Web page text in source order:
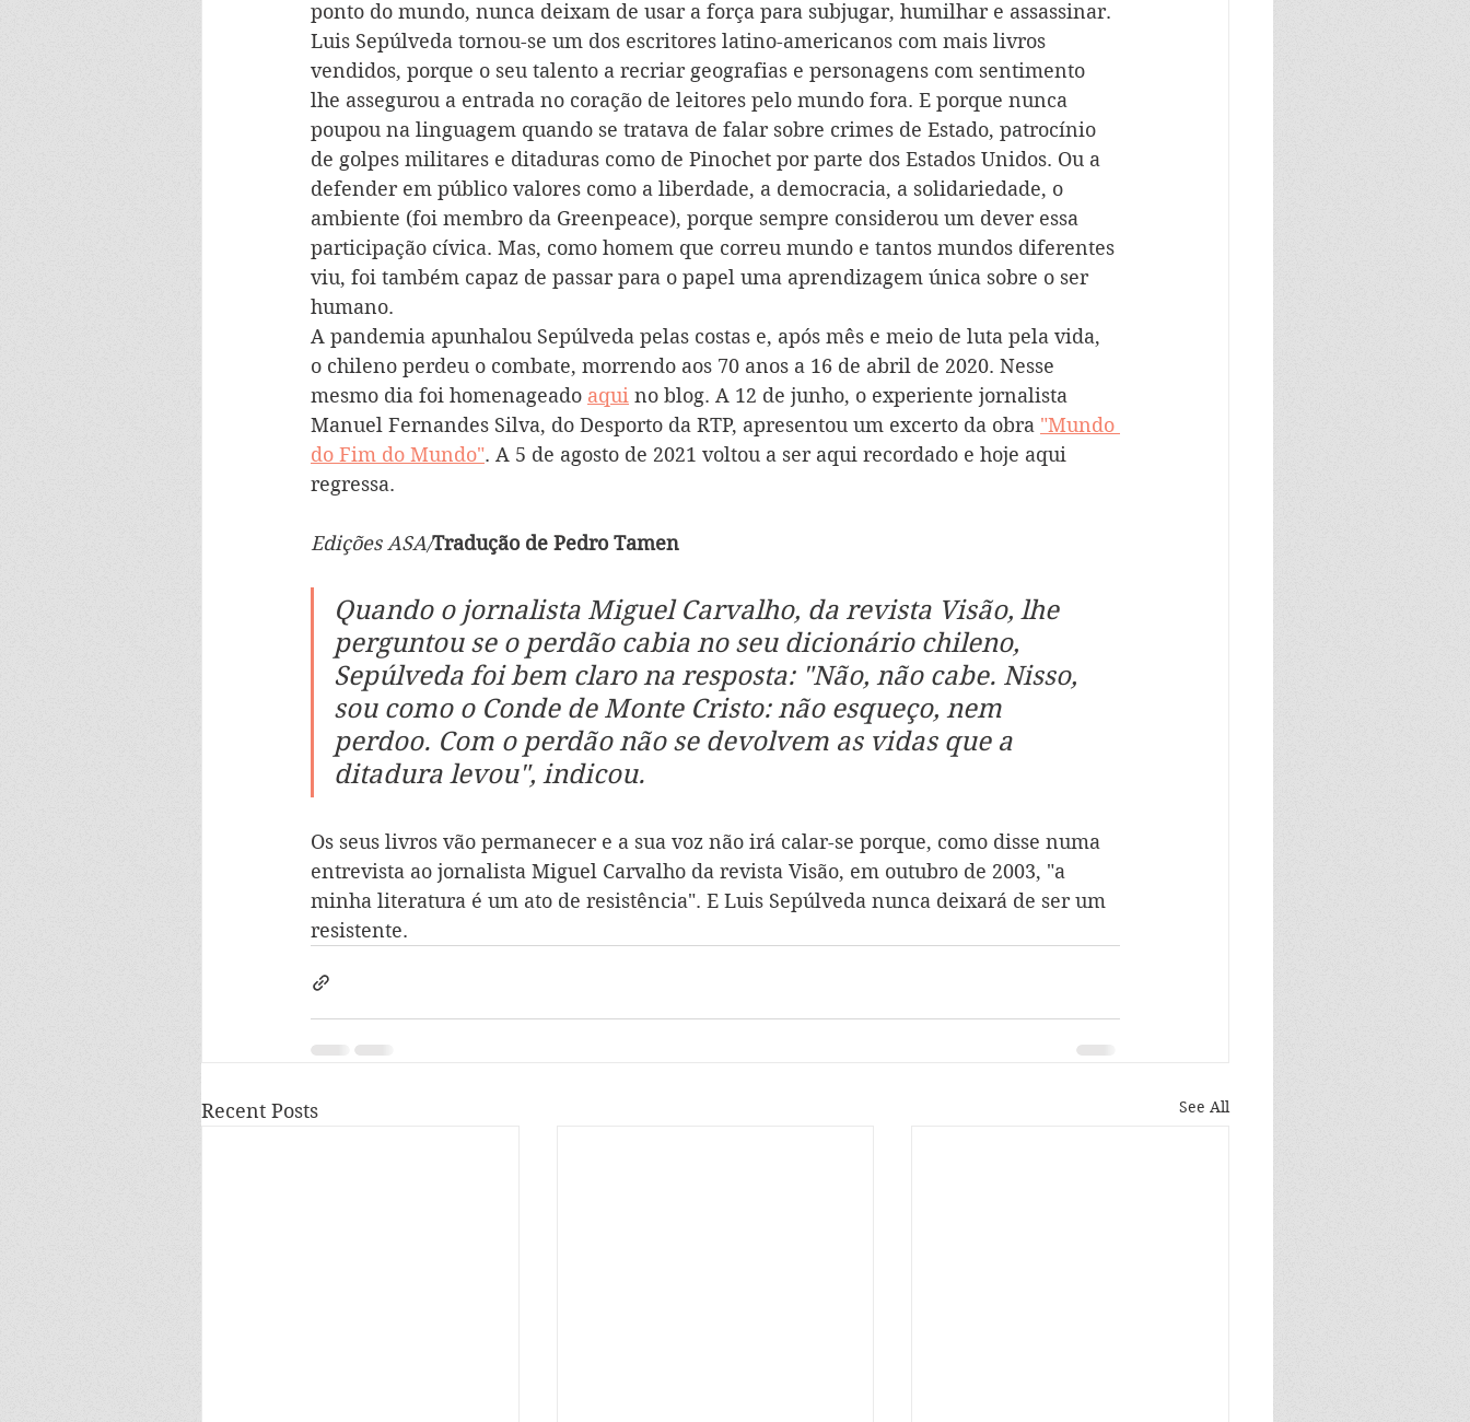
ponto do mundo, nunca deixam de usar a força para subjugar, humilhar e assassinar.
Luis Sepúlveda tornou-se um dos escritores latino-americanos com mais livros
vendidos, porque o seu talento a recriar geografias e personagens com sentimento
lhe assegurou a entrada no coração de leitores pelo mundo fora. E porque nunca
poupou na linguagem quando se tratava de falar sobre crimes de Estado, patrocínio
de golpes militares e ditaduras como de Pinochet por parte dos Estados Unidos. Ou a
defender em público valores como a liberdade, a democracia, a solidariedade, o
ambiente (foi membro da Greenpeace), porque sempre considerou um dever essa
participação cívica. Mas, como homem que correu mundo e tantos mundos diferentes
viu, foi também capaz de passar para o papel uma aprendizagem única sobre o ser
humano.
A pandemia apunhalou Sepúlveda pelas costas e, após mês e meio de luta pela vida,
o chileno perdeu o combate, morrendo aos 70 anos a 16 de abril de 2020. Nesse
mesmo dia foi homenageado aqui no blog. A 12 de junho, o experiente jornalista
Manuel Fernandes Silva, do Desporto da RTP, apresentou um excerto da obra "Mundo
do Fim do Mundo". A 5 de agosto de 2021 voltou a ser aqui recordado e hoje aqui
regressa.
Edições ASA/Tradução de Pedro Tamen
Quando o jornalista Miguel Carvalho, da revista Visão, lhe
perguntou se o perdão cabia no seu dicionário chileno,
Sepúlveda foi bem claro na resposta: "Não, não cabe. Nisso,
sou como o Conde de Monte Cristo: não esqueço, nem
perdoo. Com o perdão não se devolvem as vidas que a
ditadura levou", indicou.
Os seus livros vão permanecer e a sua voz não irá calar-se porque, como disse numa
entrevista ao jornalista Miguel Carvalho da revista Visão, em outubro de 2003, "a
minha literatura é um ato de resistência". E Luis Sepúlveda nunca deixará de ser um
resistente.
Recent Posts See All